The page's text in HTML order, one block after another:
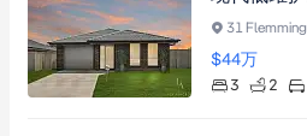
$44万
3 2